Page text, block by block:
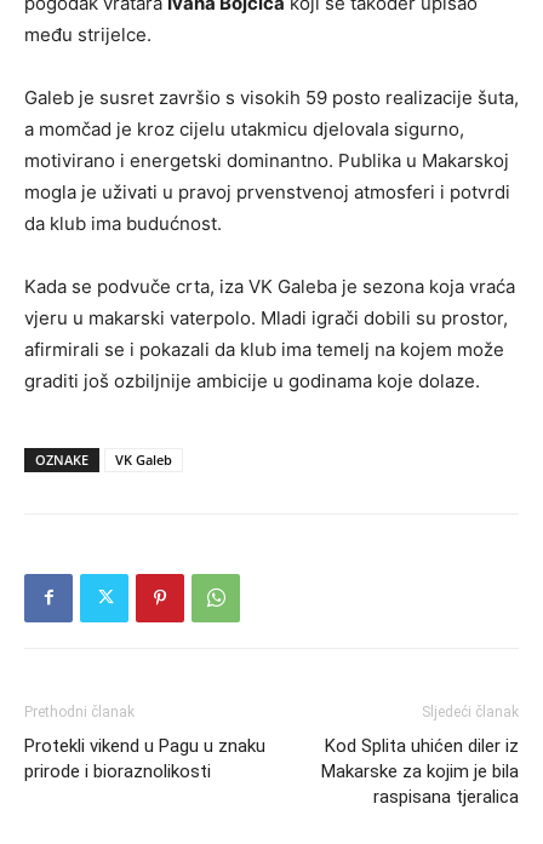
među strijelce.
Galeb je susret završio s visokih 59 posto realizacije šuta,
a momčad je kroz cijelu utakmicu djelovala sigurno,
motivirano i energetski dominantno. Publika u Makarskoj
mogla je uživati u pravoj prvenstvenoj atmosferi i potvrdi
da klub ima budućnost.
Kada se podvuče crta, iza VK Galeba je sezona koja vraća
vjeru u makarski vaterpolo. Mladi igrači dobili su prostor,
afirmirali se i pokazali da klub ima temelj na kojem može
graditi još ozbiljnije ambicije u godinama koje dolaze.
OZNAKE VK Galeb
Prethodni članak
Protekli vikend u Pagu u znaku
prirode i bioraznolikosti
Sljedeći članak
Kod Splita uhićen diler iz
Makarske za kojim je bila
raspisana tjeralica